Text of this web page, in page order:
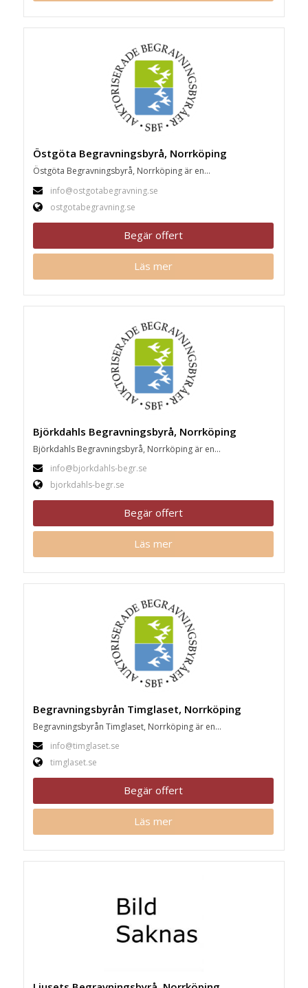
Östgöta Begravningsbyrå, Norrköping
Östgöta Begravningsbyrå, Norrköping är en...
info@ostgotabegravning.se
ostgotabegravning.se
Begär offert
Läs mer
Björkdahls Begravningsbyrå, Norrköping
Björkdahls Begravningsbyrå, Norrköping är en...
info@bjorkdahls-begr.se
bjorkdahls-begr.se
Begär offert
Läs mer
Begravningsbyrån Timglaset, Norrköping
Begravningsbyrån Timglaset, Norrköping är en...
info@timglaset.se
timglaset.se
Begär offert
Läs mer